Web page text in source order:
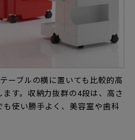
ーブルの横に置いても比較的高
す。収納力抜群の4段は、高さ
使い勝手よく、美容室や歯科